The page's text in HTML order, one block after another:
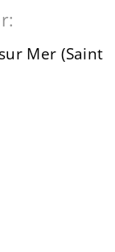
Mer (Saint